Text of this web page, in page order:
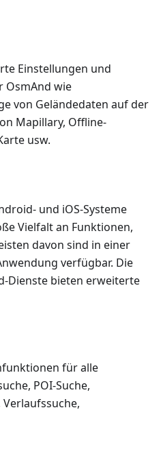
Einstellungen und
OsmAnd wie
von Geländedaten auf der
Mapillary, Offline-
usw.
und iOS-Systeme
Vielfalt an Funktionen,
davon sind in einer
verfügbar. Die
Dienste bieten erweiterte
für alle
POI-Suche,